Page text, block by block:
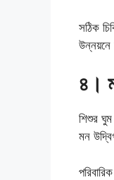
সঠিক
উন্নয়নে
৪।
শিশুর
মন